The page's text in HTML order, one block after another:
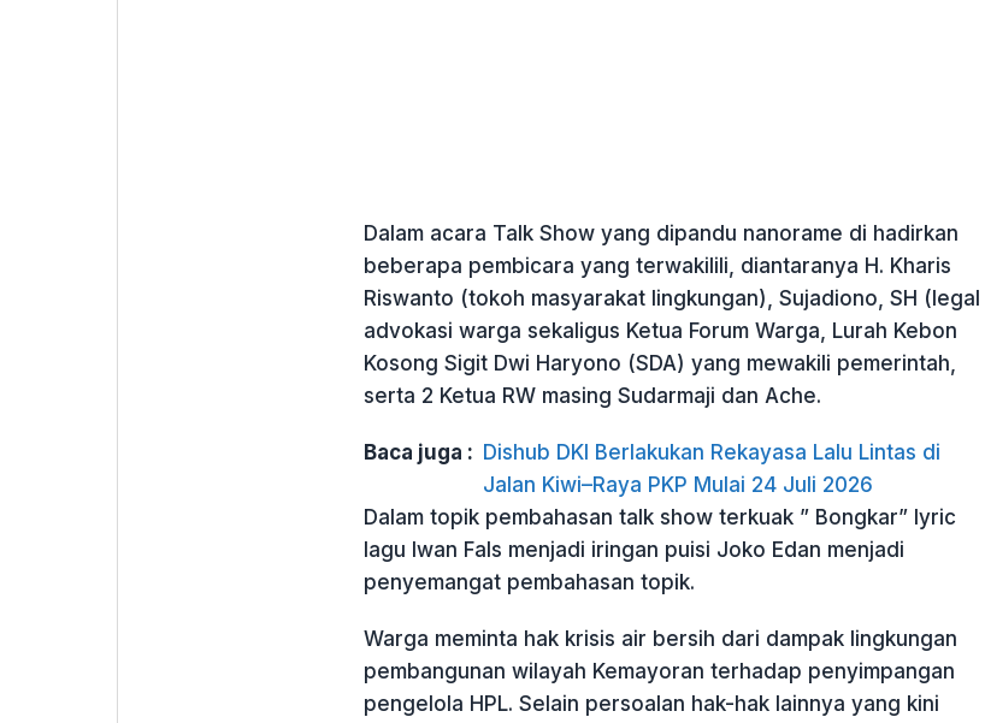
Dalam acara Talk Show yang dipandu nanorame di hadirkan
beberapa pembicara yang terwakilili, diantaranya H. Kharis
Riswanto (tokoh masyarakat lingkungan), Sujadiono, SH (legal
advokasi warga sekaligus Ketua Forum Warga, Lurah Kebon
Kosong Sigit Dwi Haryono (SDA) yang mewakili pemerintah,
serta 2 Ketua RW masing Sudarmaji dan Ache.
Baca juga : Dishub DKI Berlakukan Rekayasa Lalu Lintas di
Jalan Kiwi–Raya PKP Mulai 24 Juli 2026
Dalam topik pembahasan talk show terkuak ” Bongkar” lyric
lagu Iwan Fals menjadi iringan puisi Joko Edan menjadi
penyemangat pembahasan topik.
Warga meminta hak krisis air bersih dari dampak lingkungan
pembangunan wilayah Kemayoran terhadap penyimpangan
pengelola HPL. Selain persoalan hak-hak lainnya yang kini